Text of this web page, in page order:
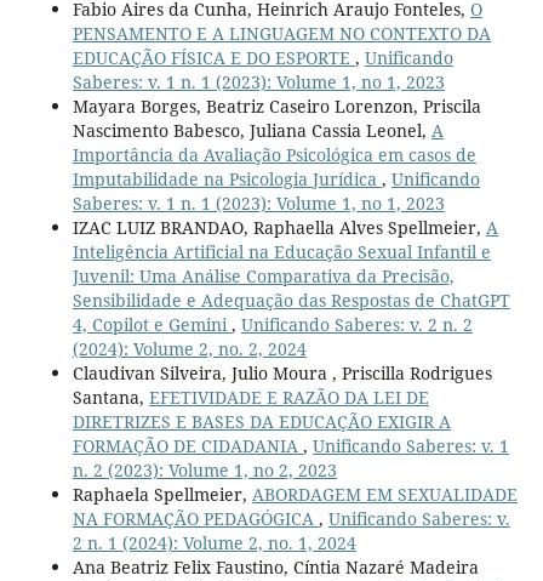
Fabio Aires da Cunha, Heinrich Araujo Fonteles, O
PENSAMENTO E A LINGUAGEM NO CONTEXTO DA
EDUCAÇÃO FÍSICA E DO ESPORTE , Unificando
Saberes: v. 1 n. 1 (2023): Volume 1, no 1, 2023
Mayara Borges, Beatriz Caseiro Lorenzon, Priscila
Nascimento Babesco, Juliana Cassia Leonel, A
Importância da Avaliação Psicológica em casos de
Imputabilidade na Psicologia Jurídica , Unificando
Saberes: v. 1 n. 1 (2023): Volume 1, no 1, 2023
IZAC LUIZ BRANDAO, Raphaella Alves Spellmeier, A
Inteligência Artificial na Educação Sexual Infantil e
Juvenil: Uma Análise Comparativa da Precisão,
Sensibilidade e Adequação das Respostas de ChatGPT
4, Copilot e Gemini, Unificando Saberes: v. 2 n. 2
(2024): Volume 2, no. 2, 2024
Claudivan Silveira, Julio Moura , Priscilla Rodrigues
Santana, EFETIVIDADE E RAZÃO DA LEI DE
DIRETRIZES E BASES DA EDUCAÇÃO EXIGIR A
FORMAÇÃO DE CIDADANIA , Unificando Saberes: v. 1
n. 2 (2023): Volume 1, no 2, 2023
Raphaela Spellmeier, ABORDAGEM EM SEXUALIDADE
NA FORMAÇÃO PEDAGÓGICA , Unificando Saberes: v.
2 n. 1 (2024): Volume 2, no. 1, 2024
Ana Beatriz Felix Faustino, Cíntia Nazaré Madeira